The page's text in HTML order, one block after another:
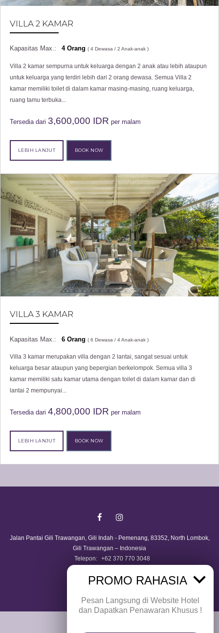
VILLA 2 KAMAR
Kapasitas Max.: 4 Orang ( 4 Dewasa / 2 Anak-anak)
Villa 2 kamar sempurna untuk keluarga dengan 2 anak atau lebih ataupun
untuk keluarga yang terdiri lebih dari 2 orang dewasa. Semua Villa 2
kamar memiliki toilet di dalam kamar masing-masing, ruang keluarga,
ruang tamu terbuka...
Tersedia dari 3,600,000 IDR per malam
LEBIH LANJUT BOOK NOW
VILLA 3 KAMAR
Kapasitas Max.: 6 Orang ( 6 Dewasa / 4Anak-anak)
Villa 3 kamar merupakan villa dengan 2 lantai, sangat sesuai untuk
keluarga besar ataupun yang bepergian berkelompok. Semua villa 3
kamar memiliki satu kamar utama dengan toilet di dalam kamar dan di
lantai 2 mempunyai...
Tersedia dari 4,800,000 IDR per malam
LEBIH LANJUT BOOK NOW
Jalan Pantai Gili Trawangan, Gili Indah - Pemenang, 83352, North Lombok,
Gili Trawangan – Indonesia
Telepon
+62 370 770 3048
reservation@giliecovillas.com
© Copyright Gili Eco Villas - 2026
PROMO RAHASIA
Pesan Langsung di Website Hotel
dan Dapatkan Penawaran Khusus !